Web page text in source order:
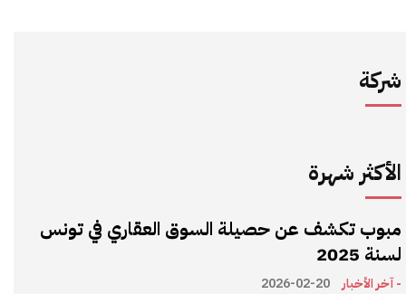
شركة
الأكثر شهرة
مبوب تكشف عن حصيلة السوق العقاري في تونس
لسنة 2025
- آخر الأخبار 2026-02-20